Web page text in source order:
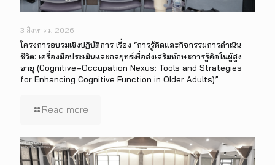
3 สิงหาคม 2026
โครงการอบรมเชิงปฏิบัติการ เรื่อง “การรู้คิดและกิจกรรมการดำเนิน
ชีวิต: เครื่องมือประเมินและกลยุทธ์เพื่อส่งเสริมทักษะการรู้คิดในผู้สูง
อายุ (Cognitive–Occupation Nexus: Tools and Strategies
for Enhancing Cognitive Function in Older Adults)”
Read more